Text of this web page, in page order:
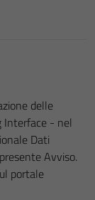
delle
Interface - nel
Dati
Avviso.
portale